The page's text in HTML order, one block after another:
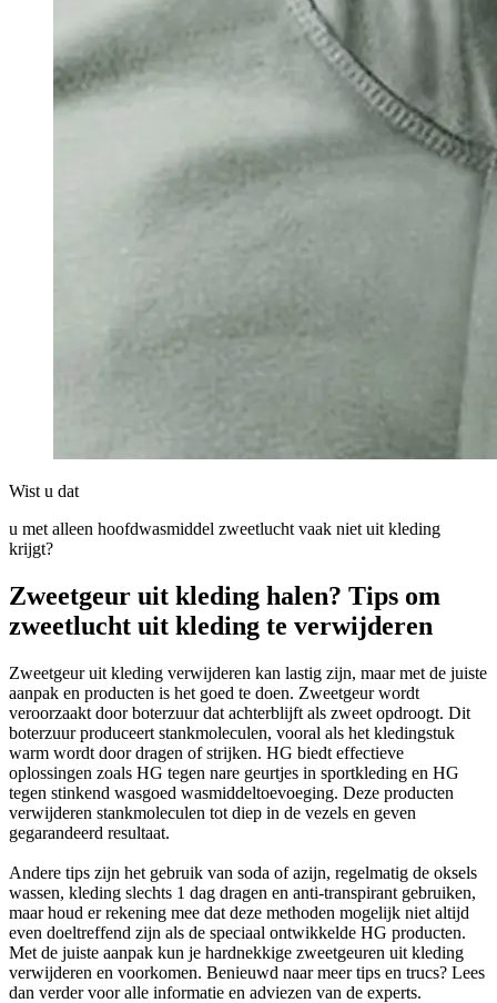
Wist u dat
u met alleen hoofdwasmiddel zweetlucht vaak niet uit kleding
krijgt?
Zweetgeur uit kleding halen? Tips om
zweetlucht uit kleding te verwijderen
Zweetgeur uit kleding verwijderen kan lastig zijn, maar met de juiste
aanpak en producten is het goed te doen. Zweetgeur wordt
veroorzaakt door boterzuur dat achterblijft als zweet opdroogt. Dit
boterzuur produceert stankmoleculen, vooral als het kledingstuk
warm wordt door dragen of strijken. HG biedt effectieve
oplossingen zoals HG tegen nare geurtjes in sportkleding en HG
tegen stinkend wasgoed wasmiddeltoevoeging. Deze producten
verwijderen stankmoleculen tot diep in de vezels en geven
gegarandeerd resultaat.
Andere tips zijn het gebruik van soda of azijn, regelmatig de oksels
wassen, kleding slechts 1 dag dragen en anti-transpirant gebruiken,
maar houd er rekening mee dat deze methoden mogelijk niet altijd
even doeltreffend zijn als de speciaal ontwikkelde HG producten.
Met de juiste aanpak kun je hardnekkige zweetgeuren uit kleding
verwijderen en voorkomen. Benieuwd naar meer tips en trucs? Lees
dan verder voor alle informatie en adviezen van de experts.